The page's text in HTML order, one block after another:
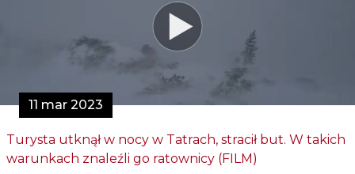
11 mar 2023
Turysta utknął w nocy w Tatrach, stracił but. W takich
warunkach znaleźli go ratownicy (FILM)